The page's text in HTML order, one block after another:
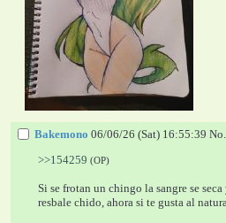
Bakemono 06/06/26 (Sat) 16:55:39 No.
>>154259 (OP)
Si se frotan un chingo la sangre se
resbale chido, ahora si te gusta al